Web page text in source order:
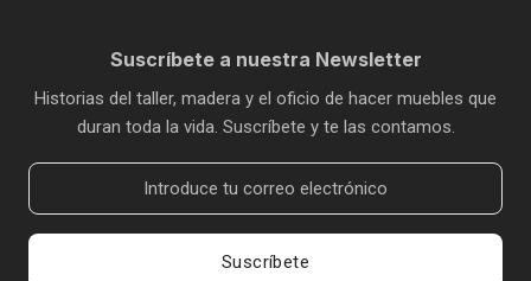
Suscríbete a nuestra Newsletter
Historias del taller, madera y el oficio de hacer muebles que
duran toda la vida. Suscríbete y te las contamos.
Suscríbete